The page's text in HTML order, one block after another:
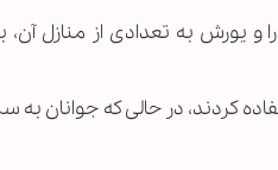
و یورش به تعدادی از منازل
کردند، در حالی که جوانان